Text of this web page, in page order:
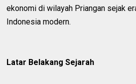
ekonomi di wilayah Priangan sejak
Indonesia modern.
Latar Belakang Sejarah